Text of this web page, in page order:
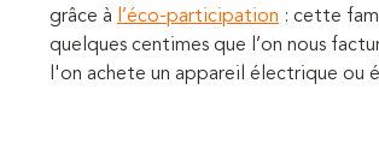
grâce à
l’éco-participation : cette
quelques centimes que l’on nous
l'on achete un appareil électrique ou